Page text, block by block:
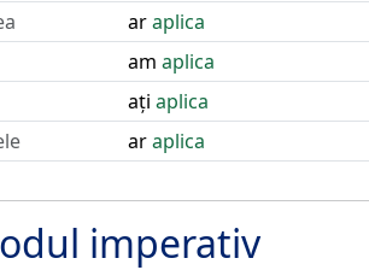
araplica
am aplica
ați aplica
araplica
imperativ